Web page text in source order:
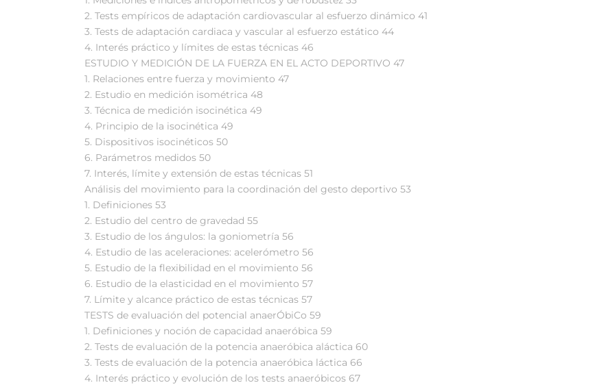
2. Tests empíricos de adaptación cardiovascular al esfuerzo dinámico 41
3. Tests de adaptación cardiaca y vascular al esfuerzo estático 44
4. Interés práctico y límites de estas técnicas 46
ESTUDIO Y MEDICIÓN DE LA FUERZA EN EL ACTO DEPORTIVO 47
1. Relaciones entre fuerza y movimiento 47
2. Estudio en medición isométrica 48
3. Técnica de medición isocinética 49
4. Principio de la isocinética 49
5. Dispositivos isocinéticos 50
6. Parámetros medidos 50
7. Interés, límite y extensión de estas técnicas 51
Análisis del movimiento para la coordinación del gesto deportivo 53
1. Definiciones 53
2. Estudio del centro de gravedad 55
3. Estudio de los ángulos: la goniometría 56
4. Estudio de las aceleraciones: acelerómetro 56
5. Estudio de la flexibilidad en el movimiento 56
6. Estudio de la elasticidad en el movimiento 57
7. Límite y alcance práctico de estas técnicas 57
TESTS de evaluación del potencial anaerÓbiCo 59
1. Definiciones y noción de capacidad anaeróbica 59
2. Tests de evaluación de la potencia anaeróbica aláctica 60
3. Tests de evaluación de la potencia anaeróbica láctica 66
4. Interés práctico y evolución de los tests anaeróbicos 67